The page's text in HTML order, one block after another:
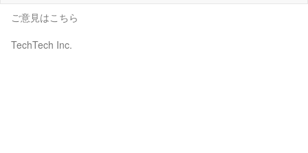
ご意見はこちら
TechTech Inc.